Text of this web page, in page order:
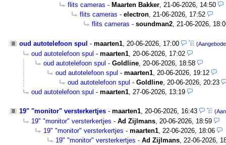
flits cameras - Maarten Bakker 21-06-2026, 14:50
flits cameras - electron 21-06-2026, 17:52
flits cameras - soundman2 21-06-2026,
oud autotelefoon spul - maarten1 20-06-2026, 17:00
oud autotelefoon spul - maarten1 20-06-2026, 17:02
oud autotelefoon spul - Goldline 20-06-2026, 18:58
oud autotelefoon spul - maarten1 20-06-2026, 19:12
oud autotelefoon spul - Goldline 20-06-2026, 20:23
oud autotelefoon spul - maarten1 27-06-2026, 13:19
19" "monitor" versterkertjes - maarten1, 20-06-2026, 16:43
19" "monitor" versterkertjes - Ad Zijlmans, 20-06-2026, 18:59
19" "monitor" versterkertjes - maarten1, 22-06-2026, 18:06
19" "monitor" versterkertjes - Ad Zijlmans, 22-06-2026,